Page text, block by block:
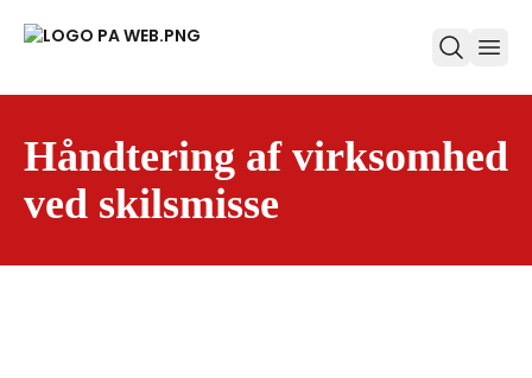
open
Håndtering af virksomhed
ved skilsmisse